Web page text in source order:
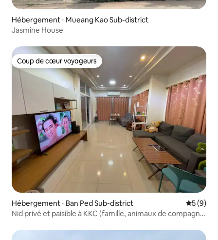
Hébergement ⋅ Mueang Kao Sub-district
Jasmine House
Coup de cœur voyageurs
Coup de cœur voyageurs
Hébergement ⋅ Ban Ped Sub-district
5 (9)
Nid privé et paisible à KKC (famille, animaux de compagnie